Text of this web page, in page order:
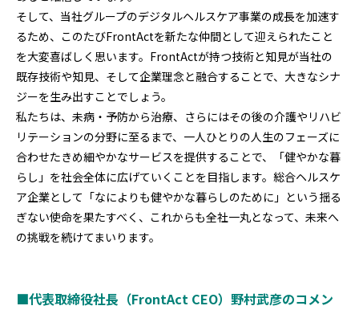
そして、当社グループのデジタルヘルスケア事業の成長を加速す
るため、このたびFrontActを新たな仲間として迎えられたこと
を大変喜ばしく思います。FrontActが持つ技術と知見が当社の
既存技術や知見、そして企業理念と融合することで、大きなシナ
ジーを生み出すことでしょう。
私たちは、未病・予防から治療、さらにはその後の介護やリハビ
リテーションの分野に至るまで、一人ひとりの人生のフェーズに
合わせたきめ細やかなサービスを提供することで、「健やかな暮
らし」を社会全体に広げていくことを目指します。総合ヘルスケ
ア企業として「なによりも健やかな暮らしのために」という揺る
ぎない使命を果たすべく、これからも全社一丸となって、未来へ
の挑戦を続けてまいります。
■代表取締役社長（FrontAct CEO）野村武彦のコメン